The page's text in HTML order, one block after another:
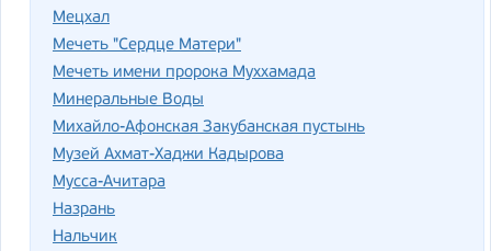
Мецхал
Мечеть "Сердце Матери"
Мечеть имени пророка Муххамада
Минеральные Воды
Михайло-Афонская Закубанская пустынь
Музей Ахмат-Хаджи Кадырова
Мусса-Ачитара
Назрань
Нальчик